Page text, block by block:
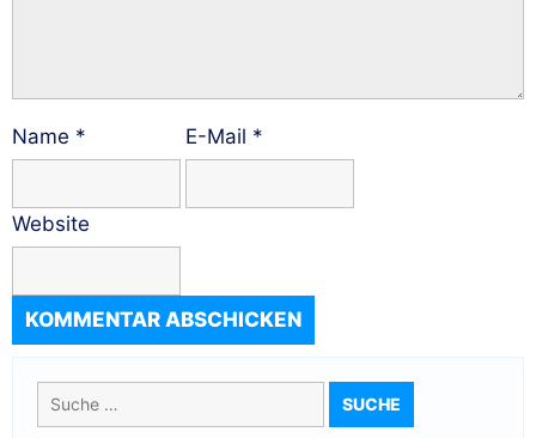
Name * E-Mail *
Website
Suche
nach: